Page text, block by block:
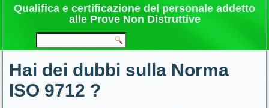
Qualifica e certificazione del personale addetto
alle Prove Non Distruttive
Hai dei dubbi sulla Norma
ISO 9712 ?